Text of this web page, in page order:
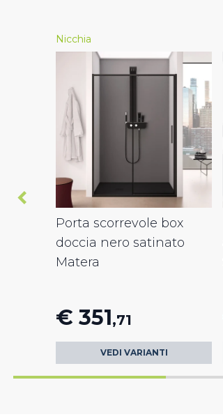
Nicchia
Porta scorrevole box
doccia nero satinato
Matera
€ 351,71
VEDI VARIANTI